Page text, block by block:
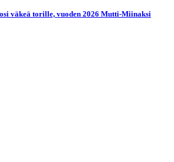
väkeä torille, vuoden 2026 Mutti-Miinaksi